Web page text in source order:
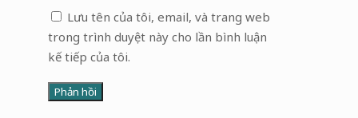
Lưu tên của tôi, email, và trang web
trong trình duyệt này cho lần bình luận
kế tiếp của tôi.